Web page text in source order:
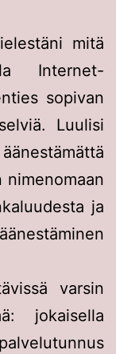
mitä
Internet-
sopivan
Luulisi
ja
varsin
jokaisella